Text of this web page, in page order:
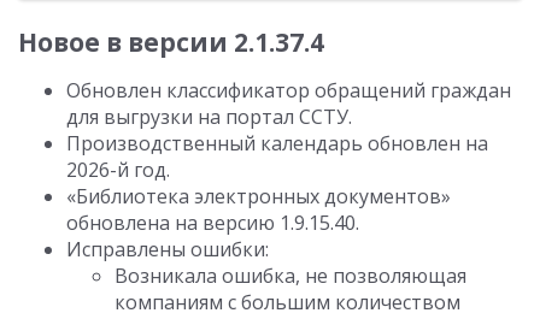
Новое в версии 2.1.37.4
Обновлен классификатор обращений граждан
для выгрузки на портал ССТУ.
Производственный календарь обновлен на
2026-й год.
«Библиотека электронных документов»
обновлена на версию 1.9.15.40.
Исправлены ошибки:
Возникала ошибка, не позволяющая
компаниям с большим количеством